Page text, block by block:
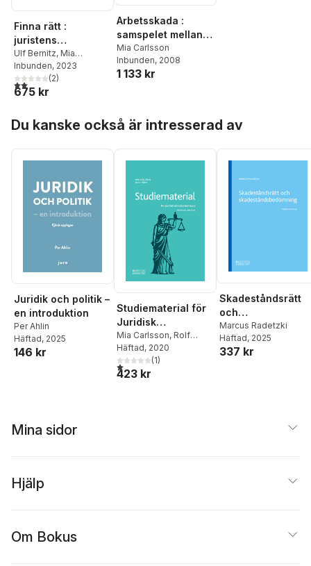
Finna rätt :
juristens
källmaterial och
arbetsmetoder
Ulf Bernitz, Mia
Carlsson, Lars Heuman
Madeleine
Leijonhufvud
Warnling Conradson,
Hedvig Bernitz
Inbunden, 2023
2,0utav 5 stjärnor. Totalt antal röster:
(2)
675 kr
Arbetsskada :
samspelet mellan
skadestånd och
andra
ersättningsordning
Mia Carlsson
Inbunden, 2008
1 133 kr
Du kanske också är intresserad av
Juridik och politik –
en introduktion
Per Ahlin
Häftad, 2025
146 kr
Studiematerial för
Juridisk
introduktionskurs
Mia Carlsson, Rolf
Höök
Häftad, 2020
1,0utav 5 stjärnor. Totalt antal röster:
(1)
423 kr
Skadeståndsrätt
och
ning
Marcus Radetzki
Häftad, 2025
337 kr
Mina sidor
Hjälp
Om Bokus